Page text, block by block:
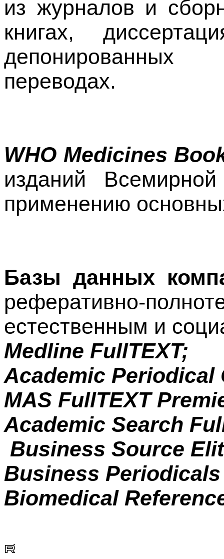
из журналов и
книгах,
депонированных
переводах.
WHO Medicines
изданий
применению
Базы данных
реферативно-
естественным и
Medline FullTEXT;
Academic Periodical
MAS FullTEXT
Academic Search
Business Source
Business
Biomedical